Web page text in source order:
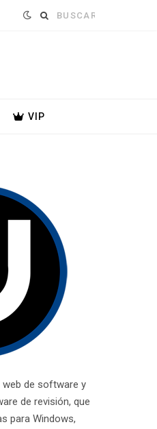
Buscar:
VIP
de software y
de revisión, que
para Windows,